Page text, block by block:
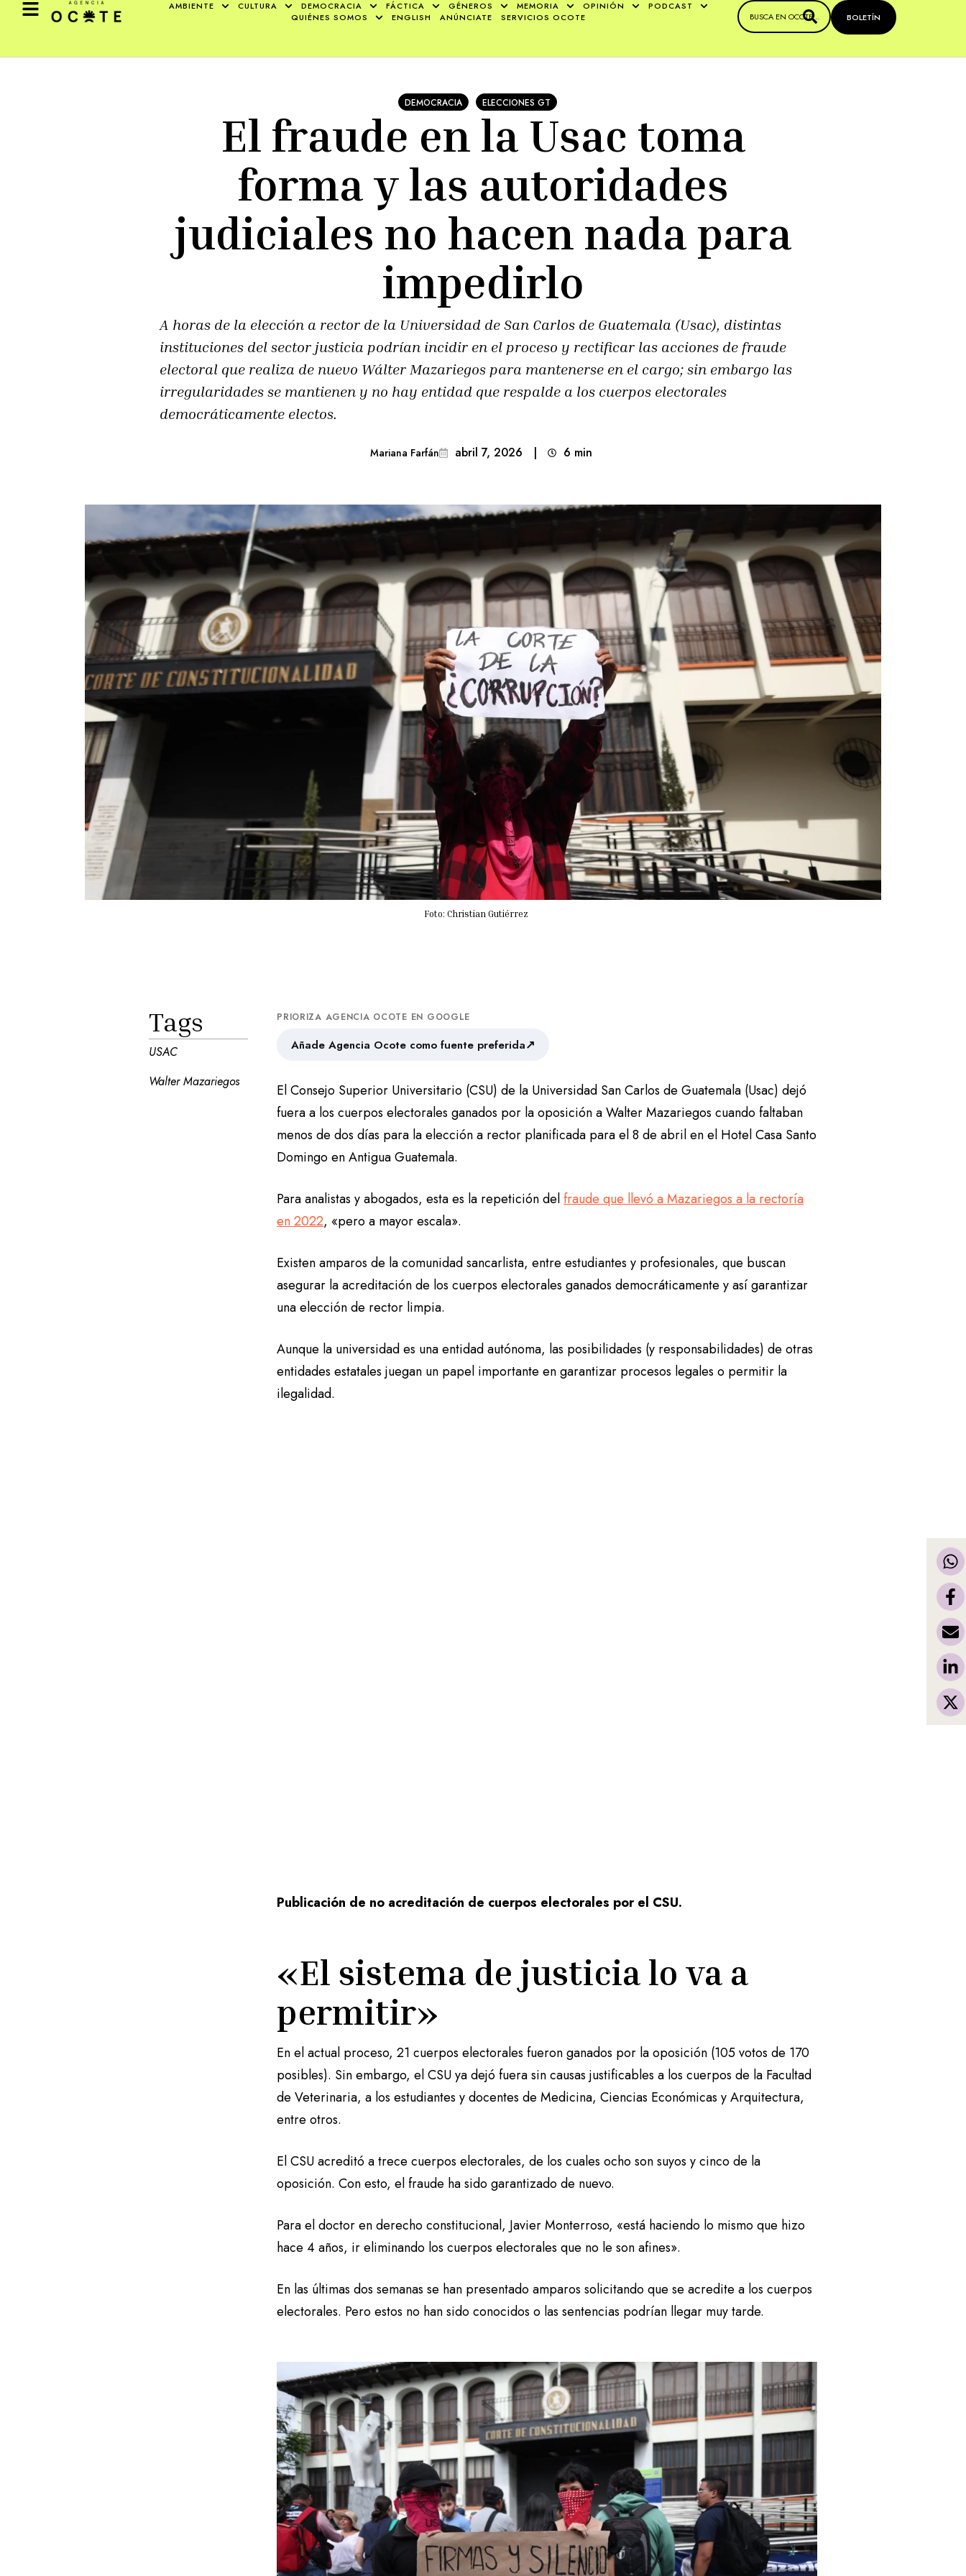
AMBIENTE CULTURA DEMOCRACIA FÁCTICA GÉNEROS MEMORIA OPINIÓN
PODCAST
QUIÉNES SOMOS
ENGLISH ANÚNCIATE SERVICIOS OCOTE BOLETÍN
DEMOCRACIA ELECCIONES GT
El fraude en la Usac toma
forma y las autoridades
judiciales no hacen nada para
impedirlo
A horas de la elección a rector de la Universidad de San Carlos de Guatemala (Usac), distintas
instituciones del sector justicia podrían incidir en el proceso y rectificar las acciones de fraude
electoral que realiza de nuevo Wálter Mazariegos para mantenerse en el cargo; sin embargo las
irregularidades se mantienen y no hay entidad que respalde a los cuerpos electorales
democráticamente electos.
Mariana Farfán abril 7, 2026 | 6 min
Foto: Christian Gutiérrez
Tags
USAC
Walter Mazariegos
PRIORIZA AGENCIA OCOTE EN GOOGLE
Añade Agencia Ocote como fuente preferida↗
El Consejo Superior Universitario (CSU) de la Universidad San Carlos de Guatemala (Usac) dejó
fuera a los cuerpos electorales ganados por la oposición a Walter Mazariegos cuando faltaban
menos de dos días para la elección a rector planificada para el 8 de abril en el Hotel Casa Santo
Domingo en Antigua Guatemala.
Para analistas y abogados, esta es la repetición delfraude que llevó a Mazariegos a la rectoría
en 2022, «pero a mayor escala».
Existen amparos de la comunidad sancarlista, entre estudiantes y profesionales, que buscan
asegurar la acreditación de los cuerpos electorales ganados democráticamente y así garantizar
una elección de rector limpia.
Aunque la universidad es una entidad autónoma, las posibilidades (y responsabilidades) de otras
entidades estatales juegan un papel importante en garantizar procesos legales o permitir la
ilegalidad.
Publicación de no acreditación de cuerpos electorales por el CSU.
«El sistema de justicia lo va a
permitir»
En el actual proceso, 21 cuerpos electorales fueron ganados por la oposición (105 votos de 170
posibles). Sin embargo, el CSU ya dejó fuera sin causas justificables a los cuerpos de la Facultad
de Veterinaria, a los estudiantes y docentes de Medicina, Ciencias Económicas y Arquitectura,
entre otros.
El CSU acreditó a trece cuerpos electorales, de los cuales ocho son suyos y cinco de la
oposición. Con esto, el fraude ha sido garantizado de nuevo.
Para el doctor en derecho constitucional, Javier Monterroso, «está haciendo lo mismo que hizo
hace 4 años, ir eliminando los cuerpos electorales que no le son afines».
En las últimas dos semanas se han presentado amparos solicitando que se acredite a los cuerpos
electorales. Pero estos no han sido conocidos o las sentencias podrían llegar muy tarde.